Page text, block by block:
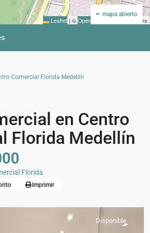
Leaflet|©OpenStreetMap contributors
mapa abierto
Comercial Florida Medellín
en Centro
Florida Medellín
Florida
Imprimir
Disponible